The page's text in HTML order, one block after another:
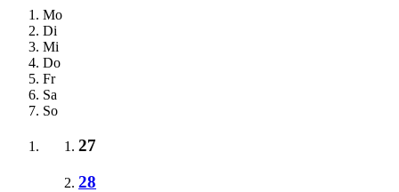
Mo
Di
Mi
Do
Fr
Sa
So
27
28